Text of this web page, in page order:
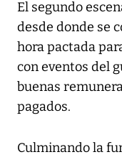
El segundo
desde donde se
hora pactada
con eventos del
buenas
pagados.
Culminando la